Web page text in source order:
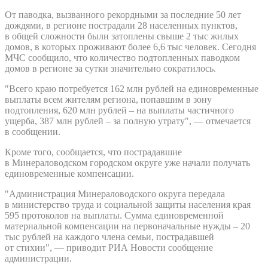
От паводка, вызванного рекордными за последние 50 лет
дождями, в регионе пострадали 28 населенных пунктов,
в общей сложности были затоплены свыше 2 тыс жилых
домов, в которых проживают более 6,6 тыс человек. Сегодня
МЧС сообщило, что количество подтопленных паводком
домов в регионе за сутки значительно сократилось.
"Всего краю потребуется 162 млн рублей на единовременные
выплаты всем жителям региона, попавшим в зону
подтопления, 620 млн рублей – на выплаты частичного
ущерба, 387 млн рублей – за полную утрату", — отмечается
в сообщении.
Кроме того, сообщается, что пострадавшие
в Минераловодском городском округе уже начали получать
единовременные компенсации.
"Администрация Минераловодского округа передала
в министерство труда и социальной защиты населения края
595 протоколов на выплаты. Сумма единовременной
материальной компенсации на первоначальные нужды – 20
тыс рублей на каждого члена семьи, пострадавшей
от стихии", — приводит РИА Новости сообщение
администрации.